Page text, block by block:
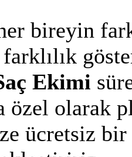
bireyin
farklılık
Ekimi
özel olarak
ücretsiz bir